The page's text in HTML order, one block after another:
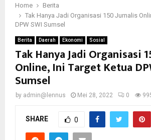
Home
Berita
Tak Hanya Jadi Organisasi 150 Jurnalis
DPW SWI Sumsel
Berita Daerah Ekonomi Sosial
Tak Hanya Jadi Organisasi
Online, Ini Target Ketua
Sumsel
by admin@lennus Mei 28, 2022 0
SHARE 0